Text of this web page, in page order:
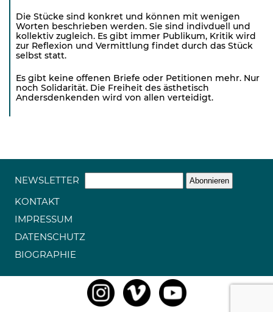
Die Stücke sind konkret und können mit wenigen
Worten beschrieben werden. Sie sind indivduell und
kollektiv zugleich. Es gibt immer Publikum, Kritik wird
zur Reflexion und Vermittlung findet durch das Stück
selbst statt.
Es gibt keine offenen Briefe oder Petitionen mehr. Nur
noch Solidarität. Die Freiheit des ästhetisch
Andersdenkenden wird von allen verteidigt.
NEWSLETTER
KONTAKT
IMPRESSUM
DATENSCHUTZ
BIOGRAPHIE